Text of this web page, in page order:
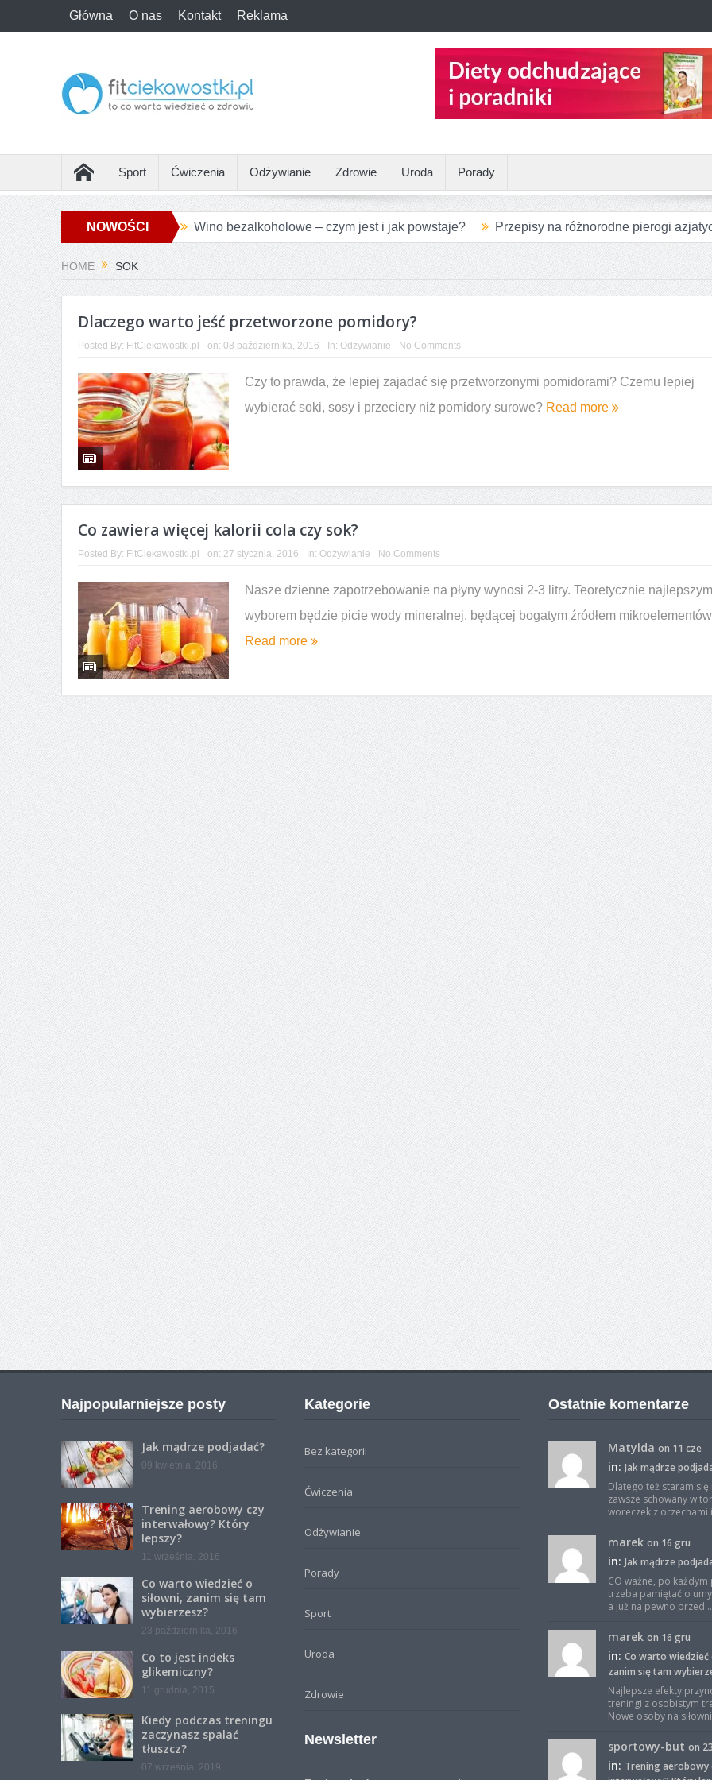
Główna O nas Kontakt Reklama
Sport Ćwiczenia Odżywianie Zdrowie Uroda Porady
NOWOŚCI Wino bezalkoholowe – czym jest i jak powstaje? Przepisy na różnorodne pierogi
Jakie są największe różnice między konopiami a marihuaną? Opakowania
Jak przygotować się do pierwszego treningu personalnego?
Żurawina słodzona sokiem jabłkowym – zdrowy dodatek, który sprawdzi się w wielu
Alternatywy dla białego pieczywa – jak je zastąpić w diecie?
WPA i WPC — poznaj różnice i podobieństwa Czarny rum – jakie cechy go wyróżniają?
HOME SOK
Dlaczego warto jeść przetworzone pomidory?
Posted By: FitCiekawostki.pl on: 08 października, 2016 In: Odżywianie No Comments
Czy to prawda, że lepiej zajadać się przetworzonymi pomidorami? Czemu lepiej
wybierać soki, sosy i przeciery niż pomidory surowe? Read more
Co zawiera więcej kalorii cola czy sok?
Posted By: FitCiekawostki.pl on: 27 stycznia, 2016 In: Odżywianie No Comments
Nasze dzienne zapotrzebowanie na płyny wynosi 2-3 litry. Teoretycznie najlepszym
wyborem będzie picie wody mineralnej, będącej bogatym źródłem
Read more
Najpopularniejsze posty
Jak mądrze podjadać?
09 kwietnia, 2016
Trening aerobowy czy
interwałowy? Który
lepszy?
11 września, 2016
Co warto wiedzieć o
siłowni, zanim się tam
wybierzesz?
23 października, 2016
Co to jest indeks
glikemiczny?
11 grudnia, 2015
Kiedy podczas treningu
zaczynasz spalać
tłuszcz?
07 września, 2019
Kategorie
Bez kategorii
Ćwiczenia
Odżywianie
Porady
Sport
Uroda
Zdrowie
Newsletter
Ostatnie komentarze
Matylda on 11 cze
in: Jak mądrze
Dlatego też staram się
zawsze schowany w
woreczek z orzechami
marek on 16 gru
in: Jak mądrze
CO ważne, po każdym
trzeba pamiętać o
a już na pewno przed
marek on 16 gru
in: Co warto wiedzieć
zanim się tam
Najlepsze efekty
treningi z osobistym
Nowe osoby na
sportowy-but on
in: Trening aerobowy